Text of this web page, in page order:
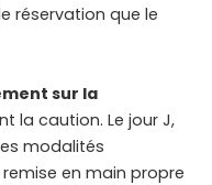
réservation que le
sur la
la caution. Le jour J,
modalités
en main propre